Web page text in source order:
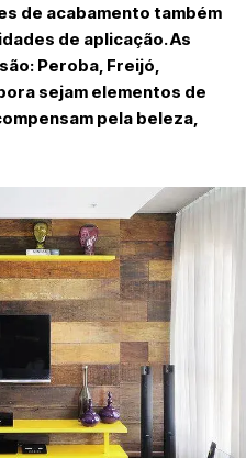
de acabamento também
de aplicação. As
Peroba, Freijó,
sejam elementos de
pela beleza,